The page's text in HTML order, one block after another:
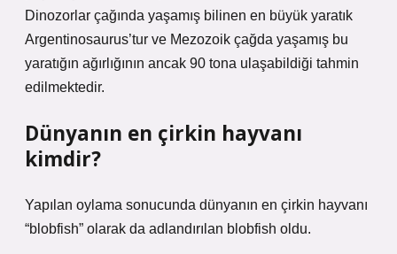
Dinozorlar çağında yaşamış bilinen en büyük yaratık
Argentinosaurus’tur ve Mezozoik çağda yaşamış bu
yaratığın ağırlığının ancak 90 tona ulaşabildiği tahmin
edilmektedir.
Dünyanın en çirkin hayvanı
kimdir?
Yapılan oylama sonucunda dünyanın en çirkin hayvanı
“blobfish” olarak da adlandırılan blobfish oldu.